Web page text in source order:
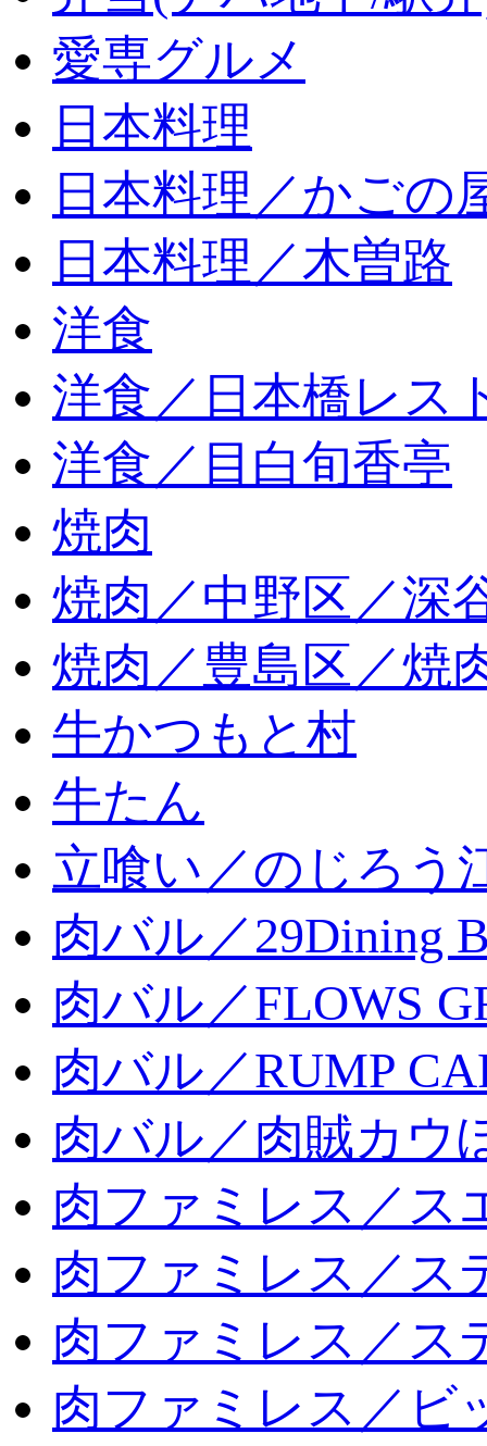
愛専グルメ
日本料理
日本料理／かごの
日本料理／木曽路
洋食
洋食／日本橋レス
洋食／目白旬香亭
焼肉
焼肉／中野区／深
焼肉／豊島区／焼
牛かつもと村
牛たん
立喰い／のじろう
肉バル／29Dining
肉バル／FLOWS
肉バル／RUMP
肉バル／肉賊カウ
肉ファミレス／ス
肉ファミレス／ス
肉ファミレス／ス
肉ファミレス／ビ